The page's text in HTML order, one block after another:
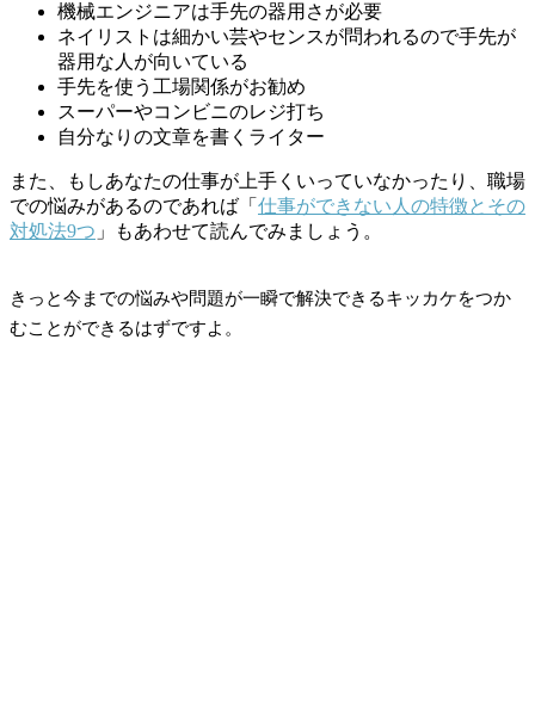
機械エンジニアは手先の器用さが必要
ネイリストは細かい芸やセンスが問われるので手先が
器用な人が向いている
手先を使う工場関係がお勧め
スーパーやコンビニのレジ打ち
自分なりの文章を書くライター
また、もしあなたの仕事が上手くいっていなかったり、職場
での悩みがあるのであれば「 仕事ができない人の特徴とその
対処法9つ 」もあわせて読んでみましょう。
きっと今までの悩みや問題が一瞬で解決できるキッカケをつか
むことができるはずですよ。